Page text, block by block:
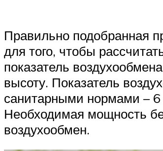
Правильно подобранная
для того, чтобы
показатель
высоту. Показатель
санитарными нормами – 6
Необходимая мощность
воздухообмен.